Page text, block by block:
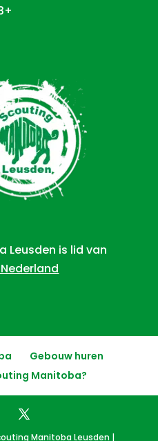
Leusden is lid van
Gebouw huren
Manitoba?
Manitoba Leusden |